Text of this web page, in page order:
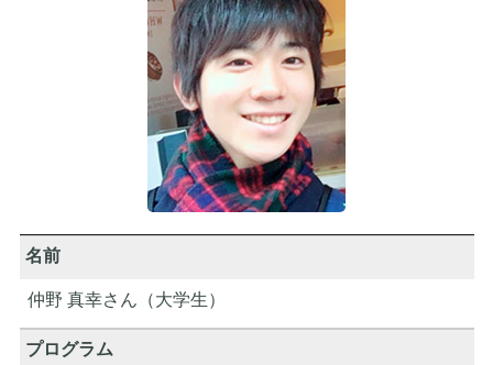
名前
仲野 真幸さん（大学生）
プログラム